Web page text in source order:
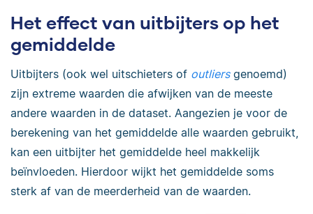
Het effect van uitbijters op het
gemiddelde
Uitbijters (ook wel uitschieters of outliersgenoemd)
zijn extreme waarden die afwijken van de meeste
andere waarden in de dataset. Aangezien je voor de
berekening van het gemiddelde alle waarden gebruikt,
kan een uitbijter het gemiddelde heel makkelijk
beïnvloeden. Hierdoor wijkt het gemiddelde soms
sterk af van de meerderheid van de waarden.